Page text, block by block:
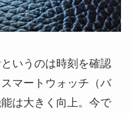
いうのは時刻を確認
マートウォッチ（バ
は大きく向上。今で